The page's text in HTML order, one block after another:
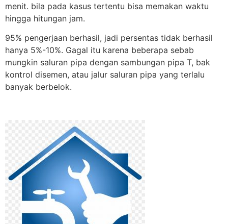
menit. bila pada kasus tertentu bisa memakan waktu
hingga hitungan jam.
95% pengerjaan berhasil, jadi persentas tidak berhasil
hanya 5%-10%. Gagal itu karena beberapa sebab
mungkin saluran pipa dengan sambungan pipa T, bak
kontrol disemen, atau jalur saluran pipa yang terlalu
banyak berbelok.